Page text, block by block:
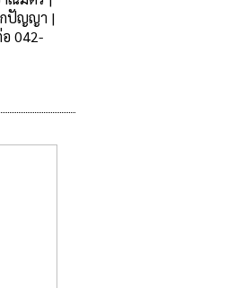
ปัญญา |
042-